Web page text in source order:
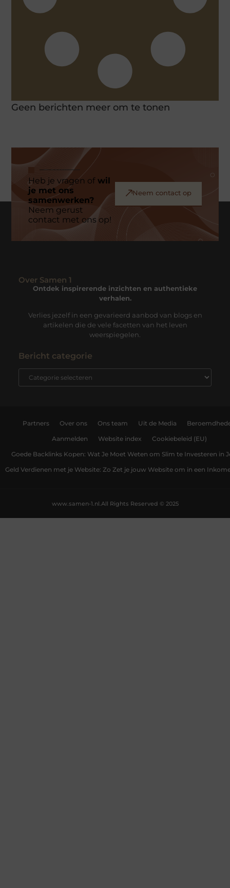
Geen berichten meer om te tonen
Heb je vragen ofwil
je met ons
samenwerken?
Neem gerust
contact met ons op!
Neem contact op
Over Samen 1
Ontdek inspirerende inzichten en authentieke
verhalen.
Verlies jezelf in een gevarieerd aanbod van blogs en
artikelen die de vele facetten van het leven
weerspiegelen.
Bericht categorie
Partners Over ons Ons team Uit de Media
Aanmelden Website index Cookiebeleid (EU)
Goede Backlinks Kopen: Wat Je Moet Weten om Slim te Investeren in
Geld Verdienen met je Website: Zo Zet je jouw Website om in een
All Rights Reserved © 2025
www.samen-1.nl.